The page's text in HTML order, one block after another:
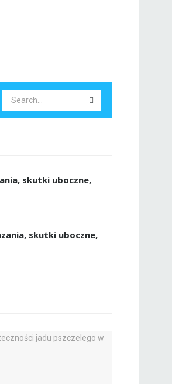
skutki uboczne,
skutki uboczne,